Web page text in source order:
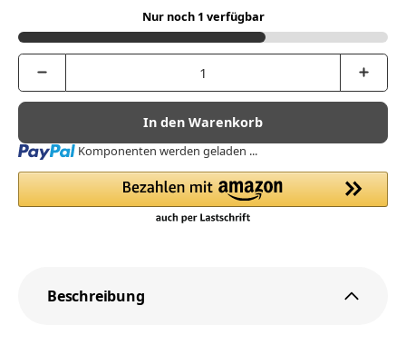
Nur noch 1 verfügbar
In den Warenkorb
Loading... Komponenten werden geladen ...
Beschreibung